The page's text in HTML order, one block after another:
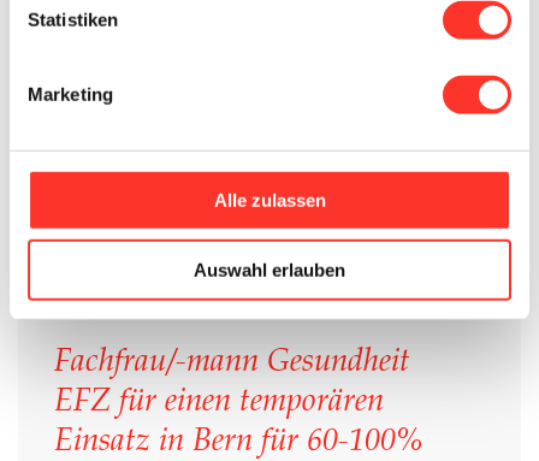
Statistiken
Marketing
Alle zulassen
Auswahl erlauben
längerfristige Einsätze, abgestimmt auf deine
20 - 100%
Fachfrau/-mann Gesundheit
EFZ für einen temporären
Einsatz in Bern für 60-100%